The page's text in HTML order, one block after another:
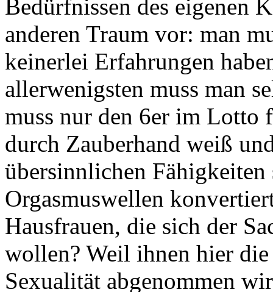
Bedürfnissen des eigenen
anderen Traum vor: man
keinerlei Erfahrungen
allerwenigsten muss man
muss nur den 6er im Lotto
durch Zauberhand weiß
übersinnlichen
Orgasmuswellen
Hausfrauen, die sich der
wollen? Weil ihnen hier
Sexualität abgenommen